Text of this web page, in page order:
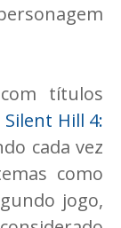
títulos
Silent Hill 4:
cada vez
como
jogo,